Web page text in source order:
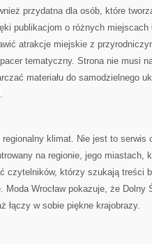
przydatna dla osób, które
publikacjom o różnych miejscach
atrakcje miejskie z
tematyczny. Strona nie musi
materiału do samodzielnego
klimat. Nie jest to serwis
na regionie, jego miastach,
czytelników, którzy szukają treści
Wrocław pokazuje, że Dolny
łączy w sobie piękne krajobrazy.